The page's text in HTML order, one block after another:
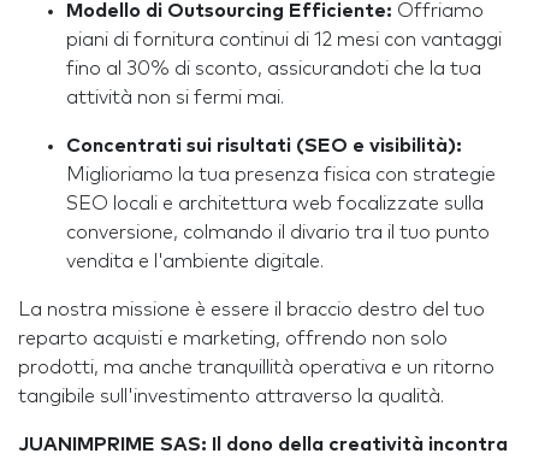
Modello di Outsourcing Efficiente: Offriamo
piani di fornitura continui di 12 mesi con vantaggi
fino al 30% di sconto, assicurandoti che la tua
attività non si fermi mai.
Concentrati sui risultati (SEO e visibilità):
Miglioriamo la tua presenza fisica con strategie
SEO locali e architettura web focalizzate sulla
conversione, colmando il divario tra il tuo punto
vendita e l'ambiente digitale.
La nostra missione è essere il braccio destro del tuo
reparto acquisti e marketing, offrendo non solo
prodotti, ma anche tranquillità operativa e un ritorno
tangibile sull'investimento attraverso la qualità.
JUANIMPRIME SAS: Il dono della creatività incontra